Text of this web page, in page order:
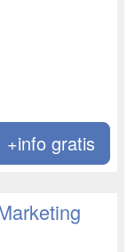
+info gratis